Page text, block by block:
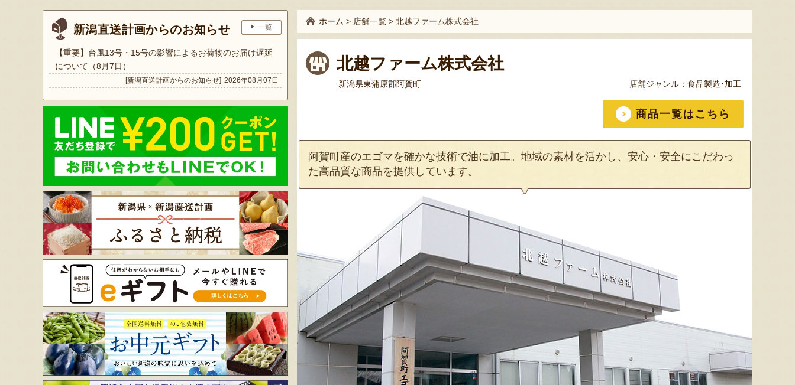
新潟直送計画からのお知らせ 一覧
【重要】台風13号・15号の影響によるお荷物のお届け遅延
について（8月7日）
[新潟直送計画からのお知らせ] 2026年08月07日
ホーム > 店舗一覧 > 北越ファーム株式会社
北越ファーム株式会社
新潟県東蒲原郡阿賀町 店舗ジャンル： 食品製造･加工
商品一覧はこちら
阿賀町産のエゴマを確かな技術で油に加工。地域の素材を活かし、安心・安全にこだわっ
た高品質な商品を提供しています。